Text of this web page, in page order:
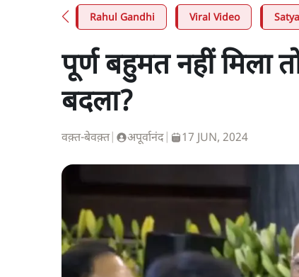
Rahul Gandhi Viral Video
पूर्ण बहुमत नहीं मिला
बदला?
वक़्त-बेवक़्त| अपूर्वानंद 17 JUN, 2024